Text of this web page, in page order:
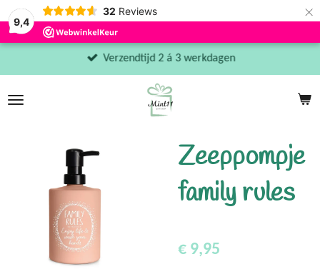
9,4
32 Reviews ×
Verzendtijd 2 á 3 werkdagen
Zeeppompje
family rules
€ 9,95